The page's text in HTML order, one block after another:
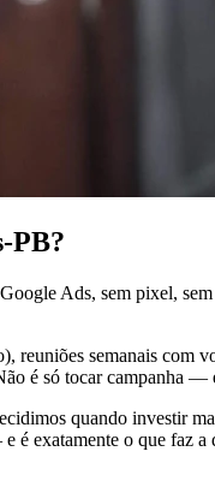
PB?
Ads, sem pixel,
semanais com
é só tocar campanha —
quando investir
é exatamente o que faz a